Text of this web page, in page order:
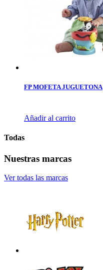
FP MOFETA JUGUETONA
Añadir al carrito
Todas
Nuestras marcas
Ver todas las marcas